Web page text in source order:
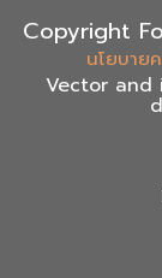
Copyright
นโยบาย
Vector and